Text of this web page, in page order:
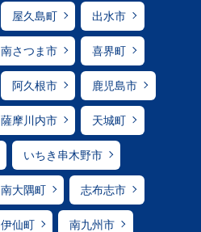
屋久島町 出水市
南さつま市 喜界町
阿久根市 鹿児島市
薩摩川内市 天城町
いちき串木野市
南大隅町 志布志市
伊仙町 南九州市